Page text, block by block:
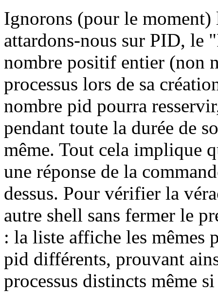
Ignorons (pour le
attardons-nous sur PID, le
nombre positif entier (non
processus lors de sa
nombre pid pourra
pendant toute la durée de
même. Tout cela implique
une réponse de la
dessus. Pour vérifier la
autre shell sans fermer le
: la liste affiche les mêmes
pid différents, prouvant
processus distincts même